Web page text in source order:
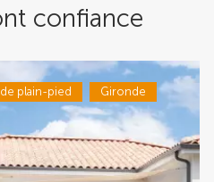
confiance
plain-pied
Gironde